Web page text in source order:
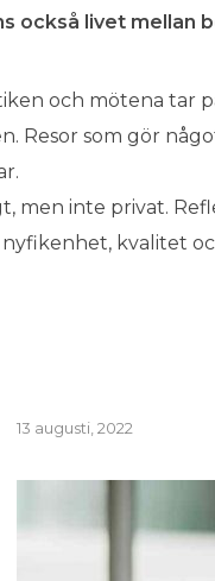
också livet mellan
och mötena tar
Resor som gör
men inte privat.
nyfikenhet, kvalitet
13 augusti, 2022